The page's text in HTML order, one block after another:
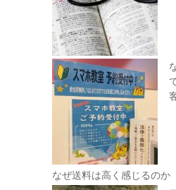
なぜ送料は高く感じるのか